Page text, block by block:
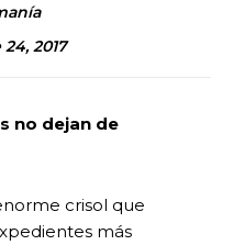
2017
no dejan de
crisol que
más